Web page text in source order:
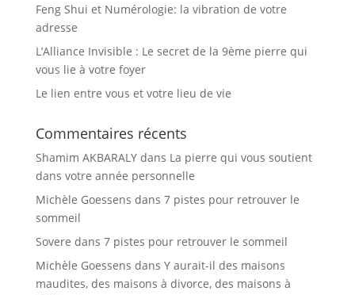
Feng Shui et Numérologie: la vibration de votre
adresse
L’Alliance Invisible : Le secret de la 9ème pierre qui
vous lie à votre foyer
Le lien entre vous et votre lieu de vie
Commentaires récents
Shamim AKBARALYdans La pierre qui vous soutient
dans votre année personnelle
Michèle Goessens dans 7 pistes pour retrouver le
sommeil
Sovere dans 7 pistes pour retrouver le sommeil
Michèle Goessens dans Y aurait-il des maisons
maudites, des maisons à divorce, des maisons à